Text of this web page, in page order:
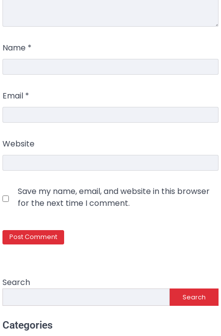
Name *
Email *
Website
Save my name, email, and website in this browser
for the next time I comment.
Search
Search
Categories